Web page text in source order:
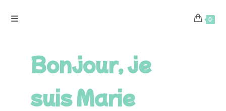
0
Bonjour, je
suis Marie